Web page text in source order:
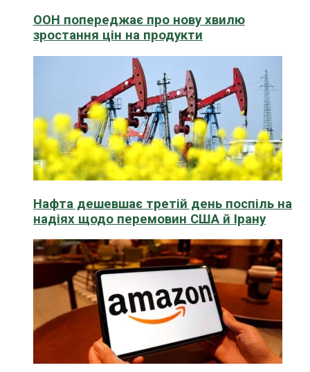
ООН попереджає про нову хвилю
зростання цін на продукти
Нафта дешевшає третій день поспіль на
надіях щодо перемовин США й Ірану